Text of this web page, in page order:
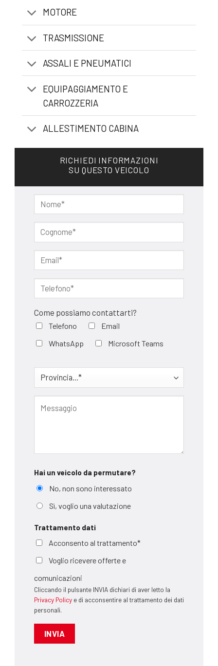
MOTORE
TRASMISSIONE
ASSALI E PNEUMATICI
EQUIPAGGIAMENTO E
CARROZZERIA
ALLESTIMENTO CABINA
RICHIEDI INFORMAZIONI
SU QUESTO VEICOLO
Come possiamo contattarti?
Telefono
Email
WhatsApp
Microsoft Teams
Hai un veicolo da permutare?
No, non sono interessato
Sì, voglio una valutazione
Trattamento dati
Acconsento al trattamento*
Voglio ricevere offerte e
comunicazioni
Cliccando il pulsante INVIA dichiari di aver letto la
Privacy Policy e di acconsentire al trattamento dei dati
personali.